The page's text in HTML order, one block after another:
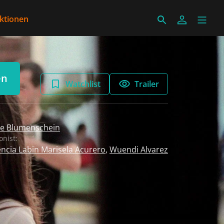
Watchlist Trailer
Blumenschein
Labin Marisela Acurero, Wuendi Alvarez